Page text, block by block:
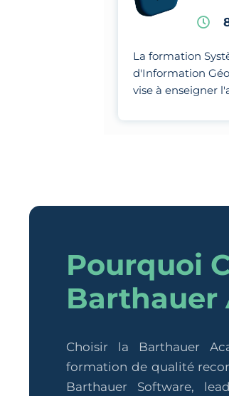
La formation
d'Information
vise à enseigner
données
Pourquoi
Barthauer
Choisir la Barthauer
formation de qualité
Barthauer Software,